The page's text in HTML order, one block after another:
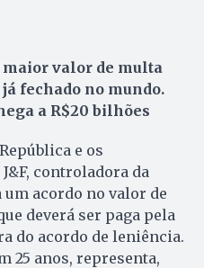
maior valor de multa
fechado no mundo.
a R$20 bilhões
e os
controladora da
um acordo no valor de
deverá ser paga pela
do acordo de leniência.
25 anos, representa,